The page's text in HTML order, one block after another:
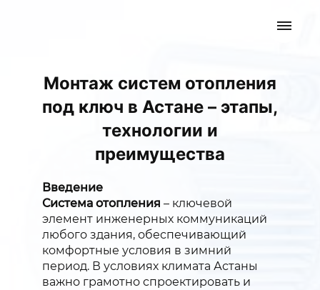
Монтаж систем отопления
под ключ в Астане – этапы,
технологии и
преимущества
Введение
Система отопления – ключевой
элемент инженерных коммуникаций
любого здания, обеспечивающий
комфортные условия в зимний
период. В условиях климата Астаны
важно грамотно спроектировать и